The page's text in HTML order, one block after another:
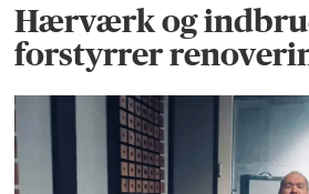
Hærværk og
forstyrrer